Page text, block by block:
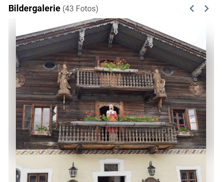
Bildergalerie (43 Fotos) Previous
Next